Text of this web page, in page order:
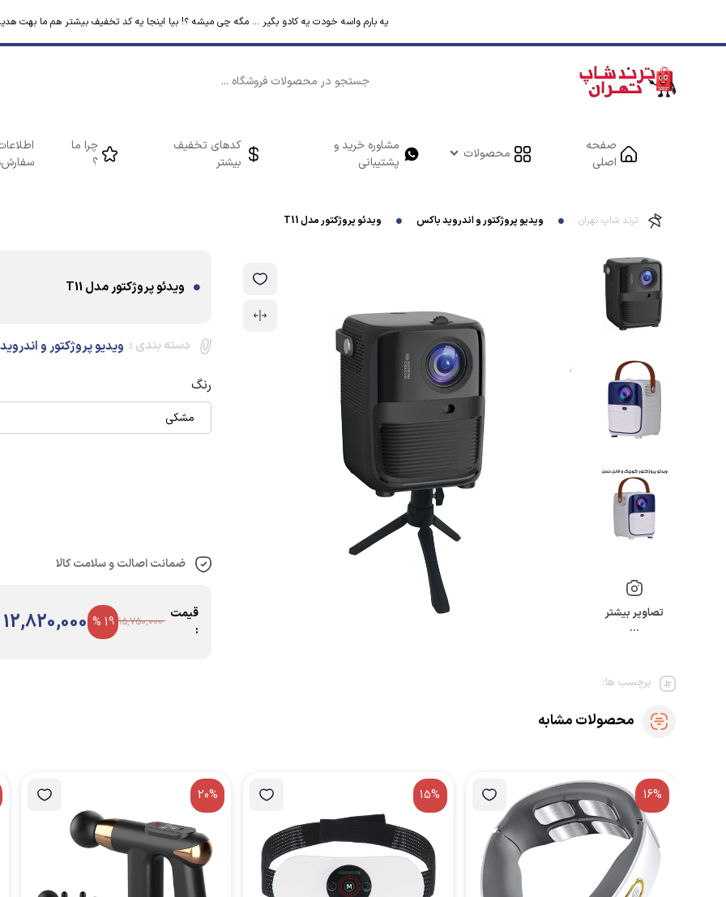
یه بارم واسه خودت یه کادو بگیر ... مگه چی میشه ؟! بیا اینجا یه کد تخفیف بیشتر هم ما بهت
صفحه
اصلی
محصولات
مشاوره خرید و
پشتیبانی
کدهای تخفیف
بیشتر
چرا ما
؟
ترند شاپ تهران ویدیو پروژکتور و اندروید باکس ویدئو پروژکتور مدل T11
تصاویر بیشتر
…
ویدئو پروژکتور مدل T11
دسته بندی : ویدیو پروژکتور و
رنگ
مشکی
ضمانت اصالت و سلامت کالا
قیمت
:
15,750,000
19 %
12,820,000
برچسب ها:
محصولات مشابه
16%
15%
20%